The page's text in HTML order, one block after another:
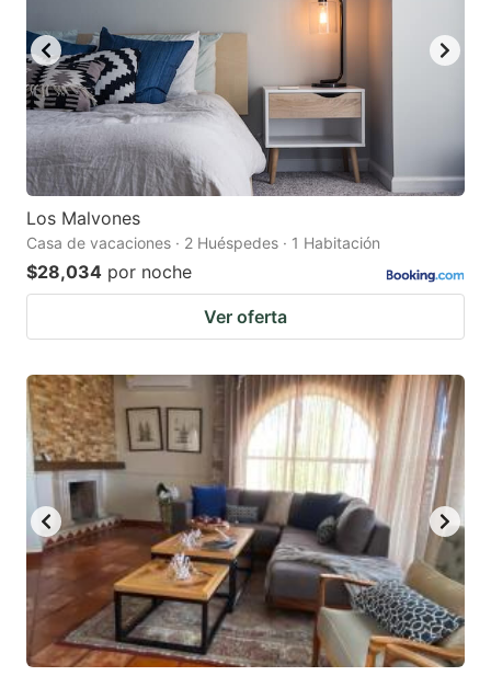
Los Malvones
Casa de vacaciones · 2 Huéspedes · 1 Habitación
$28,034 por noche
Ver oferta